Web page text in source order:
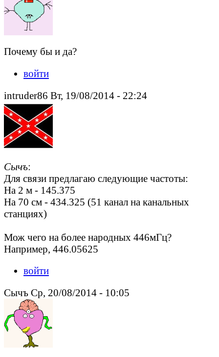
Почему бы и да?
войти
intruder86 Вт, 19/08/2014 - 22:24
Сычъ:
Для связи предлагаю следующие частоты:
На 2 м - 145.375
На 70 см - 434.325 (51 канал на канальных
станциях)
Мож чего на более народных 446мГц?
Например, 446.05625
войти
Сычъ Ср, 20/08/2014 - 10:05